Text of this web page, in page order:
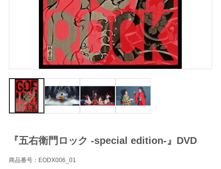
『五右衛門ロック -special edition-』DVD
商品番号：EODX006_01